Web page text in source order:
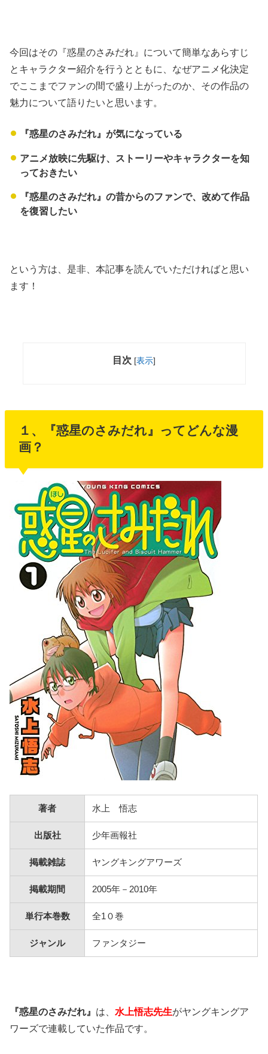
今回はその『惑星のさみだれ』について簡単なあらすじ
とキャラクター紹介を行うとともに、なぜアニメ化決定
でここまでファンの間で盛り上がったのか、その作品の
魅力について語りたいと思います。
『惑星のさみだれ』が気になっている
アニメ放映に先駆け、ストーリーやキャラクターを知
っておきたい
『惑星のさみだれ』の昔からのファンで、改めて作品
を復習したい
という方は、是非、本記事を読んでいただければと思い
ます！
目次 [表示]
１、『惑星のさみだれ』ってどんな漫
画？
著者 水上 悟志
出版社 少年画報社
掲載雑誌 ヤングキングアワーズ
掲載期間 2005年－2010年
単行本巻数 全1０巻
ジャンル ファンタジー
『惑星のさみだれ』 は、 水上悟志先生がヤングキングア
ワーズで連載していた作品です。